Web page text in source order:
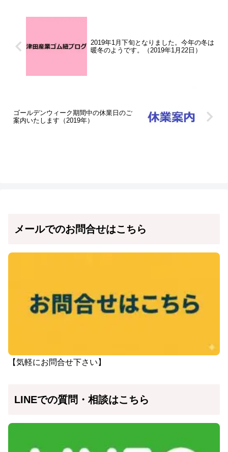
2019年1月下旬となりました。今年の冬は
暖冬のようです。（2019年1月22日）
ゴールデンウィーク期間中の休業日のご
案内いたします（2019年）
メールでのお問合せはこちら
【気軽にお問合せ下さい】
LINEでの質問・相談はこちら